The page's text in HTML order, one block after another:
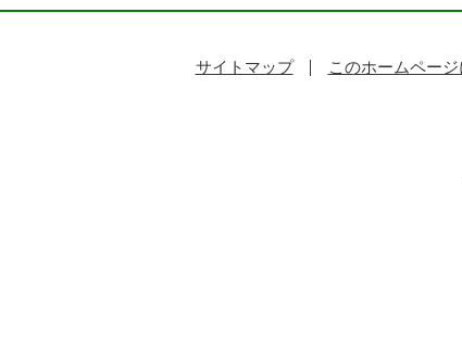
サイトマップ このホームペー